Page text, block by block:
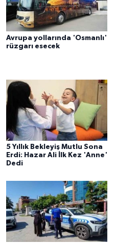
Avrupa yollarında 'Osmanlı'
rüzgarı esecek
5 Yıllık Bekleyiş Mutlu Sona
Erdi: Hazar Ali İlk Kez 'Anne'
Dedi